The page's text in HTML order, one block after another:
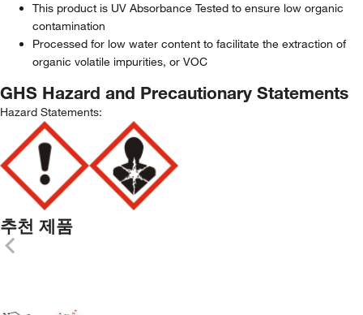
This product is UV Absorbance Tested to ensure low organic
contamination
Processed for low water content to facilitate the extraction of
organic volatile impurities, or VOC
GHS Hazard and Precautionary Statements
Hazard Statements:
추천 제품